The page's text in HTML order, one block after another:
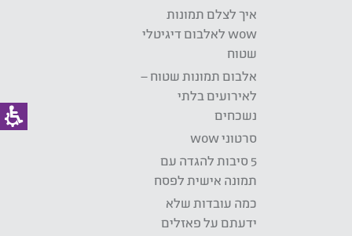
איך לצלם תמונות
wow לאלבום דיגיטלי
שטוח
אלבום תמונות שטוח –
לאירועים בלתי
נשכחים
סרטוני wow
5 סיבות להגדה עם
תמונה אישית לפסח
כמה עובדות שלא
ידעתם על פאזלים